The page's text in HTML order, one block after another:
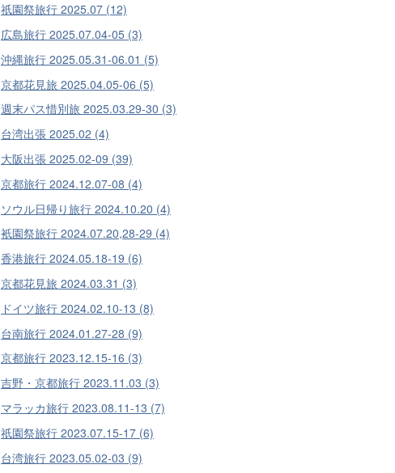
祇園祭旅行 2025.07 (12)
広島旅行 2025.07.04-05 (3)
沖縄旅行 2025.05.31-06.01 (5)
京都花見旅 2025.04.05-06 (5)
週末パス惜別旅 2025.03.29-30 (3)
台湾出張 2025.02 (4)
大阪出張 2025.02-09 (39)
京都旅行 2024.12.07-08 (4)
ソウル日帰り旅行 2024.10.20 (4)
衹園祭旅行 2024.07.20,28-29 (4)
香港旅行 2024.05.18-19 (6)
京都花見旅 2024.03.31 (3)
ドイツ旅行 2024.02.10-13 (8)
台南旅行 2024.01.27-28 (9)
京都旅行 2023.12.15-16 (3)
吉野・京都旅行 2023.11.03 (3)
マラッカ旅行 2023.08.11-13 (7)
祇園祭旅行 2023.07.15-17 (6)
台湾旅行 2023.05.02-03 (9)